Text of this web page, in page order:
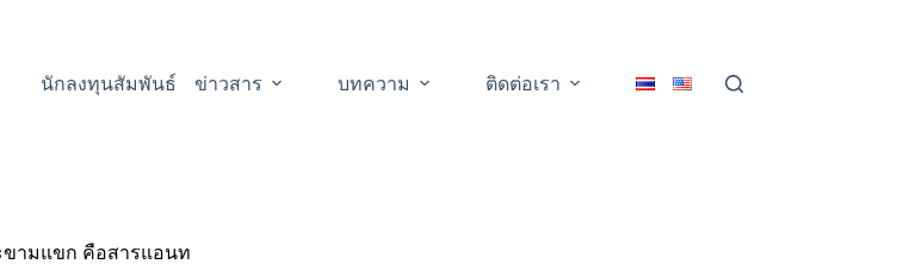
นักลงทุนสัมพันธ์ ข่าวสาร บทความ ติดต่อเรา
ะขามแขก คือสารแอนท